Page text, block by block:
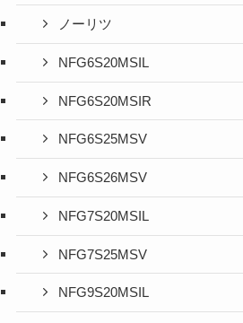
ノーリツ
NFG6S20MSIL
NFG6S20MSIR
NFG6S25MSV
NFG6S26MSV
NFG7S20MSIL
NFG7S25MSV
NFG9S20MSIL